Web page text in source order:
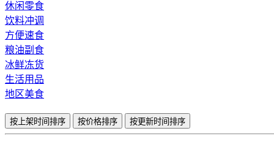
休闲零食
饮料冲调
方便速食
粮油副食
冰鲜冻货
生活用品
地区美食
按上架时间排序 按价格排序 按更新时间排序